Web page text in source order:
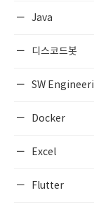
Java
디스코드봇
SW
Docker
Excel
Flutter